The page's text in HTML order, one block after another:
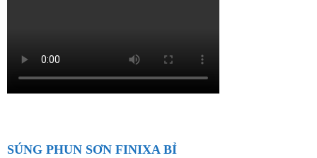
SÚNG PHUN SƠN FINIXA BỈ